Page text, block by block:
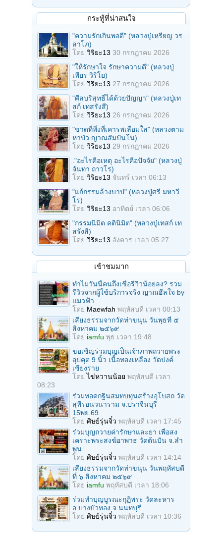
กระทู้ที่น่าสนใจ
"ความรักเกินพอดี" (หลวงปู่เหรียญ วร
ลาโภ)
โดย วิริยะ13 30 กรกฎาคม 2026
"ให้รักษาใจ รักษาความดี" (หลวงปู่
เพียร วิริโย)
โดย วิริยะ13 27 กรกฎาคม 2026
"ศีลบริสุทธิ์ได้ด้วยปัญญา" (หลวงปู่เท
สก์ เทสรังสี)
โดย วิริยะ13 26 กรกฎาคม 2026
"ขาดที่พึ่งที่เคารพเลื่อมใส" (หลวงตาม
หาบัว ญาณสัมปันโน)
โดย วิริยะ13 29 กรกฎาคม 2026
."อะไรคือเหตุ อะไรคือปัจจัย" (หลวงปู่
จันทา ถาวโร)
โดย วิริยะ13 จันทร์ เวลา 06:13
"แก้กรรมล้างบาป" (หลวงปู่ศรี มหาวี
โร)
โดย วิริยะ13 อาทิตย์ เวลา 06:06
"กรรมนิมิต คตินิมิต" (หลวงปู่เทสก์ เท
สรังสี)
โดย วิริยะ13 อังคาร เวลา 05:27
เข้าชมมาก
ทำไมวันนี้คนถึงเชื่อรีวิวน้อยลง? รวม
รีวิวจากผู้ใช้บริการจริง ญาณฮีลใจ by
แมวฟ้า
โดย Maewfah พฤหัสบดี เวลา 00:13
เสียงธรรมจากวัดท่าขนุน วันพุธที่ ๕
สิงหาคม ๒๕๖๙
โดย iamfu พุธ เวลา 19:48
ขอเชิญร่วมบุญเป็นเจ้าภาพถวายพระ
อุปคุต 9 นิ้ว เนื้อทองเหลือง วัดปงค์
เชียงราย
โดยไข่หวานน้อย พฤหัสบดี เวลา
08:23
ร่วมทอดกฐินสมทบทุนสร้างอุโบสถ วัด
สุพีรอนวนาราม จ.ปราจีนบุรี
15พย.69
โดย ศิษย์รุ่นจิ๋ว พฤหัสบดี เวลา 17:45
ร่วมบุญถวายค่ารักษาและยา เพื่อสง
เคราะพระสงฆ์อาพาธ วัดต้นปัน จ.ลํา
พูน
โดย ศิษย์รุ่นจิ๋ว พฤหัสบดี เวลา 14:14
เสียงธรรมจากวัดท่าขนุน วันพฤหัสบดี
ที่ ๖ สิงหาคม ๒๕๖๙
โดย iamfu พฤหัสบดี เวลา 18:06
ร่วมทําบุญบูรณะกุฏิพระ วัดละหาร
อ.บางบัวทอง จ.นนทบุรี
โดย ศิษย์รุ่นจิ๋ว พฤหัสบดี เวลา 10:36